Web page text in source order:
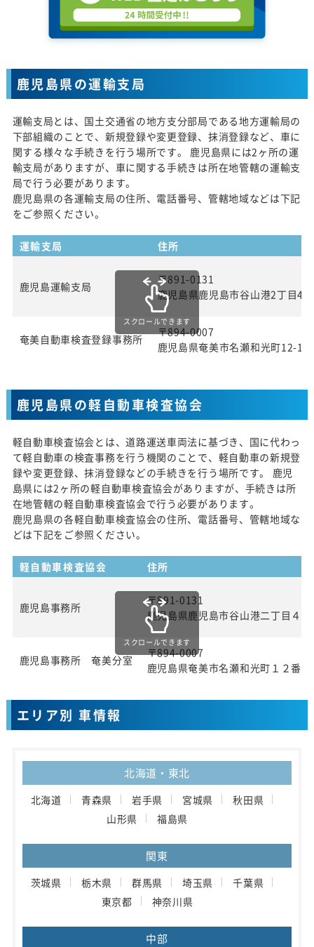
鹿児島県の運輸支局
運輸支局とは、国土交通省の地方支分部局である地方運輸局の
下部組織のことで、新規登録や変更登録、抹消登録など、車に
関する様々な手続きを行う場所です。 鹿児島県には2ヶ所の運
輸支局がありますが、車に関する手続きは所在地管轄の運輸支
局で行う必要があります。
鹿児島県の各運輸支局の住所、電話番号、管轄地域などは下記
をご参照ください。
運輸支局 住所
鹿児島運輸支局
〒891-0131
鹿児島県鹿児島市谷山港2丁目4
奄美自動車検査登録事務所
〒894-0007
鹿児島県奄美市名瀬和光町12-1
スクロールできます
鹿児島県の軽自動車検査協会
軽自動車検査協会とは、道路運送車両法に基づき、国に代わっ
て軽自動車の検査事務を行う機関のことで、軽自動車の新規登
録や変更登録、抹消登録などの手続きを行う場所です。 鹿児
島県には2ヶ所の軽自動車検査協会がありますが、手続きは所
在地管轄の軽自動車検査協会で行う必要があります。
鹿児島県の各軽自動車検査協会の住所、電話番号、管轄地域な
どは下記をご参照ください。
軽自動車検査協会 住所
鹿児島事務所
〒891-0131
鹿児島県鹿児島市谷山港二丁目４
鹿児島事務所 奄美分室
〒894-0007
鹿児島県奄美市名瀬和光町１２番
スクロールできます
エリア別 車情報
北海道・東北
北海道 青森県 岩手県 宮城県
秋田県
山形県
福島県
関東
茨城県 栃木県 群馬県 埼玉県
千葉県
東京都
神奈川県
中部